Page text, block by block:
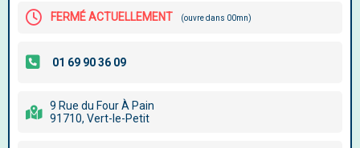
FERMÉ ACTUELLEMENT (ouvre dans 00mn)
9 Rue du Four À Pain
91710, Vert-le-Petit